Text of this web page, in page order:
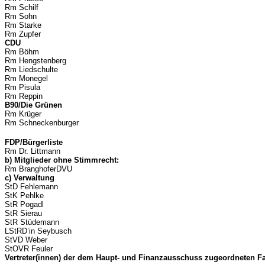
Rm Schilf
Rm Sohn
Rm Starke
Rm Zupfer
CDU
Rm Böhm
Rm Hengstenberg
Rm Liedschulte
Rm Monegel
Rm Pisula
Rm Reppin
B90/Die Grünen
Rm Krüger
Rm Schneckenburger
FDP/Bürgerliste
Rm Dr. Littmann
b) Mitglieder ohne Stimmrecht:
Rm BranghoferDVU
c) Verwaltung
StD Fehlemann
StK Pehlke
StR Pogadl
StR Sierau
StR Stüdemann
LStRD’in Seybusch
StVD Weber
StOVR Feuler
Vertreter(innen) der dem Haupt- und Finanzausschuss zugeordneten